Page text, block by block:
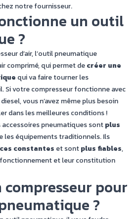
notre fournisseur.
un outil
?
d’air, l’outil pneumatique
comprimé, qui permet decréer une
qui va faire tourner les
Si votre compresseur fonctionne avec
vous n’avez même plus besoin
dans les meilleures conditions !
accessoires pneumatiques sontplus
les équipements traditionnels. Ils
constantes et sontplus fiables,
fonctionnement et leur constitution
compresseur pour
?